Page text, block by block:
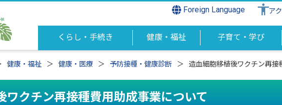
Foreign Language ア
くらし・手続き 健康・福祉 子育て・学び
健康・福祉 健康・医療 予防接種・健康診断 造血細胞移植後ワクチン再接
ワクチン再接種費用助成事業について